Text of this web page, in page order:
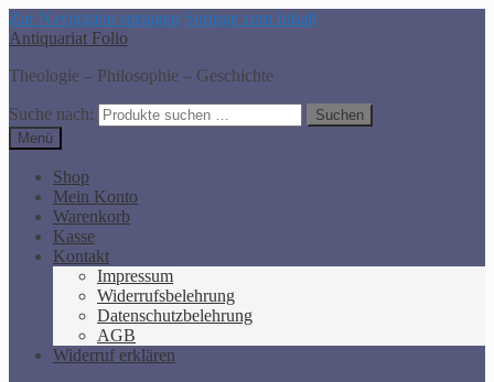
Zur Navigation springen Springe zum Inhalt
Antiquariat Folio
Theologie – Philosophie – Geschichte
Suche nach:
Suchen
Menü
Shop
Mein Konto
Warenkorb
Kasse
Kontakt
Impressum
Widerrufsbelehrung
Datenschutzbelehrung
AGB
Widerruf erklären